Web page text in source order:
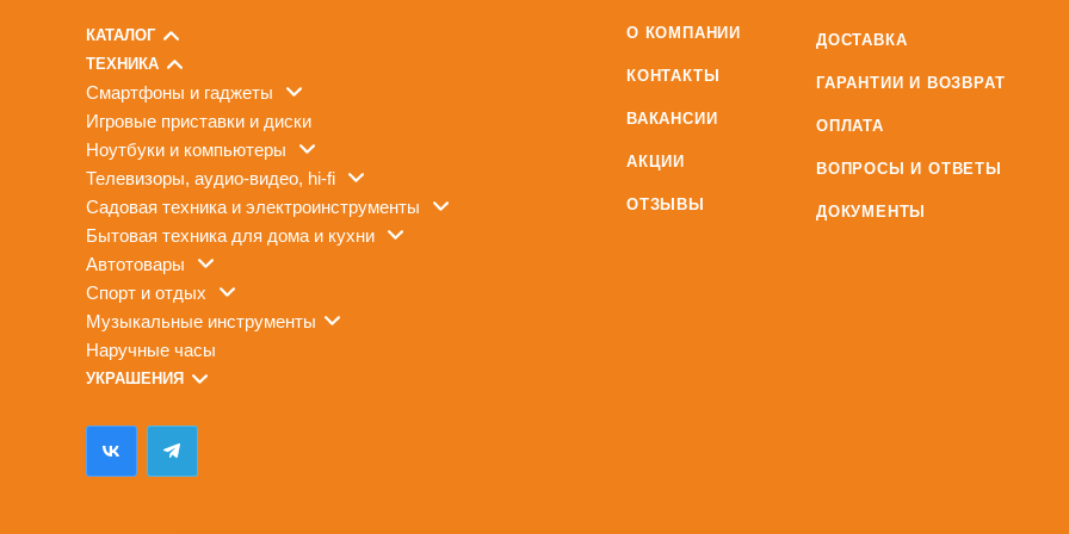
КАТАЛОГ
ТЕХНИКА
смартфоны и гаджеты
игровые приставки и диски
ноутбуки и компьютеры
телевизоры, аудио-видео, hi-fi
садовая техника и электроинструменты
бытовая техника для дома и кухни
автотовары
спорт и отдых
музыкальные инструменты
наручные часы
УКРАШЕНИЯ
О КОМПАНИИ
КОНТАКТЫ
ВАКАНСИИ
АКЦИИ
ОТЗЫВЫ
ДОСТАВКА
ГАРАНТИИ И ВОЗВРАТ
ОПЛАТА
ВОПРОСЫ И ОТВЕТЫ
ДОКУМЕНТЫ